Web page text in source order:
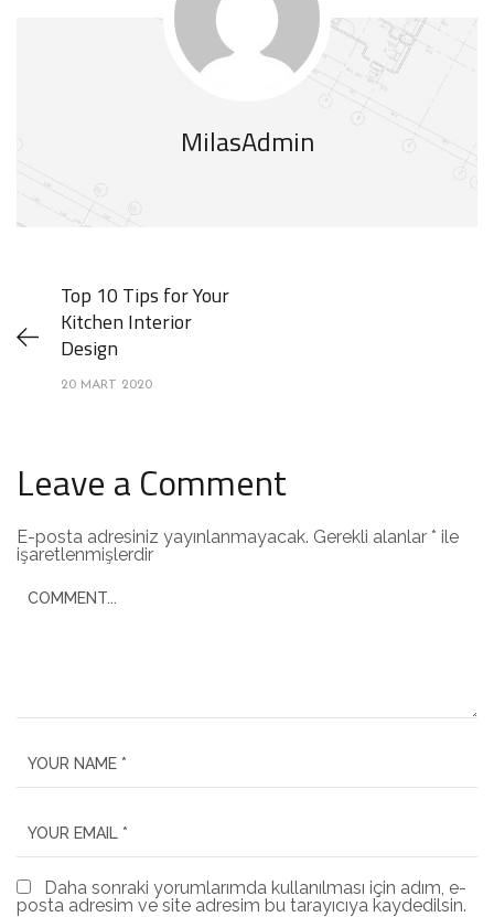
MilasAdmin
Top 10 Tips for Your
Kitchen Interior
Design
20 MART 2020
Leave a Comment
E-posta adresiniz yayınlanmayacak. Gerekli alanlar * ile
işaretlenmişlerdir
Daha sonraki yorumlarımda kullanılması için adım, e-
posta adresim ve site adresim bu tarayıcıya kaydedilsin.